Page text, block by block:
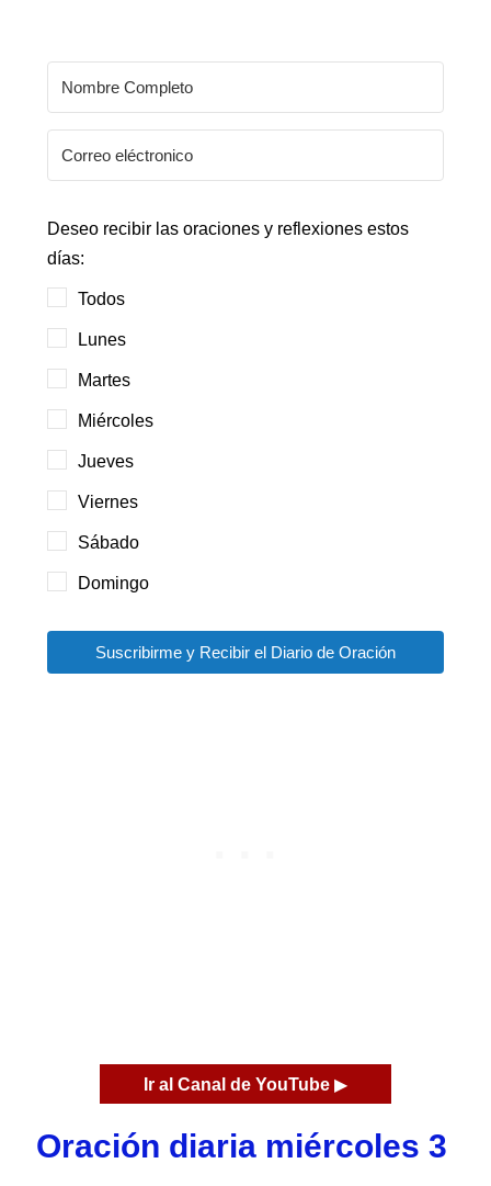
Deseo recibir las oraciones y reflexiones estos
días:
Todos
Lunes
Martes
Miércoles
Jueves
Viernes
Sábado
Domingo
Suscribirme y Recibir el Diario de Oración
Ir al Canal de YouTube ▶
Oración diaria miércoles 3